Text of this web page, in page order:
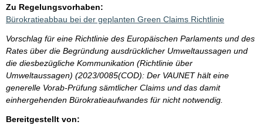
Zu Regelungsvorhaben:
Bürokratieabbau bei der geplanten Green Claims Richtlinie
Vorschlag für eine Richtlinie des Europäischen Parlaments und des
Rates über die Begründung ausdrücklicher Umweltaussagen und
die diesbezügliche Kommunikation (Richtlinie über
Umweltaussagen) (2023/0085(COD): Der VAUNET hält eine
generelle Vorab-Prüfung sämtlicher Claims und das damit
einhergehenden Bürokratieaufwandes für nicht notwendig.
Bereitgestellt von: